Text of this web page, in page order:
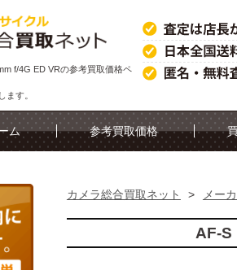
f/4G ED VRの参考買取価格ペ
ます。
ム 参考買取価格
カメラ総合買取ネット > メー
AF-S